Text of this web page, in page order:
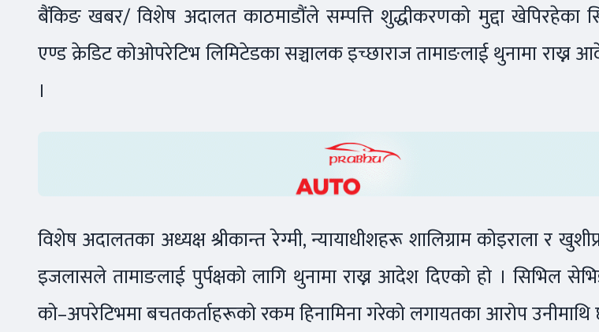
बैंकिङ खबर/ विशेष अदालत काठमाडौंले सम्पत्ति शुद्धीकरणको मुद्दा खेपिरहेका
एण्ड क्रेडिट कोओपरेटिभ लिमिटेडका सञ्चालक इच्छाराज तामाङलाई थुनामा राख्न
।
विशेष अदालतका अध्यक्ष श्रीकान्त रेग्मी, न्यायाधीशहरू शालिग्राम कोइराला र
इजलासले तामाङलाई पुर्पक्षको लागि थुनामा राख्न आदेश दिएको हो । सिभिल
को–अपरेटिभमा बचतकर्ताहरूको रकम हिनामिना गरेको लगायतका आरोप उनीमाथि